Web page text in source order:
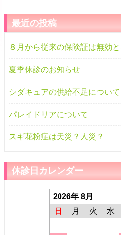
最近の投稿
８月から従来の保険証は無効と
夏季休診のお知らせ
シダキュアの供給不足について
パレイドリアについて
スギ花粉症は天災？人災？
休診日カレンダー
2026年 8月
日
月 火 水